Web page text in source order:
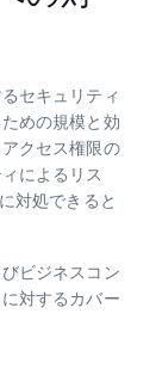
対
セキュリティ
めの規模と効
クセス権限の
によるリス
ビジネスコン